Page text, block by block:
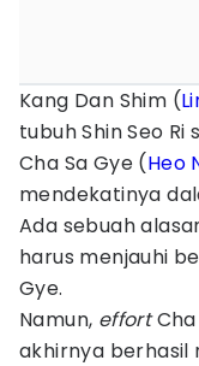
Kang Dan Shim (
tubuh Shin Seo
Cha Sa Gye (Heo
mendekatinya
Ada sebuah
harus menjauhi
Gye.
Namun, effortCha
akhirnya berhasil